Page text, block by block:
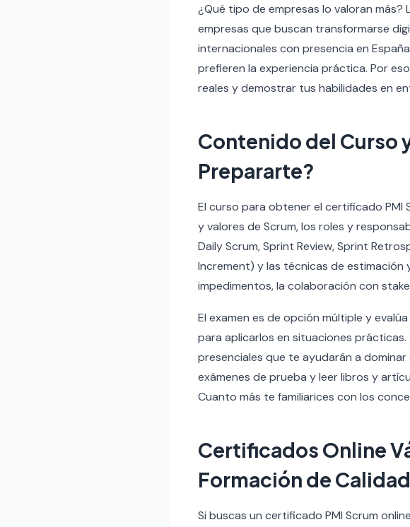
¿Qué tipo de empresas lo valoran
empresas que buscan transformarse
internacionales con presencia en
prefieren la experiencia práctica. Por
reales y demostrar tus habilidades en
Contenido del Curso
Prepararte?
El curso para obtener el certificado PMI
y valores de Scrum, los roles y
Daily Scrum, Sprint Review, Sprint
Increment) y las técnicas de estimación
impedimentos, la colaboración con
El examen es de opción múltiple y
para aplicarlos en situaciones
presenciales que te ayudarán a
exámenes de prueba y leer libros y
Cuanto más te familiarices con los
Certificados Online
Formación de
Si buscas un certificado PMI Scrum